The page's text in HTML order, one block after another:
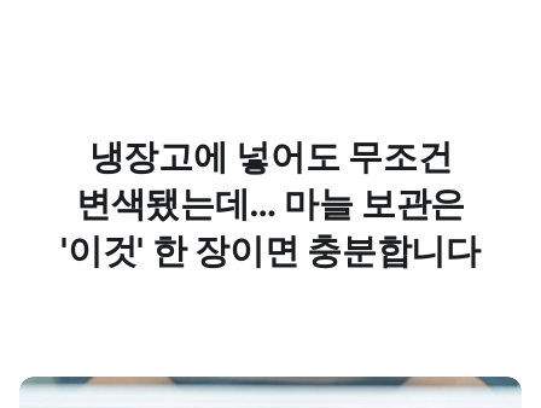
냉장고에 넣어도 무조건
변색됐는데… 마늘 보관은
'이것' 한 장이면 충분합니다